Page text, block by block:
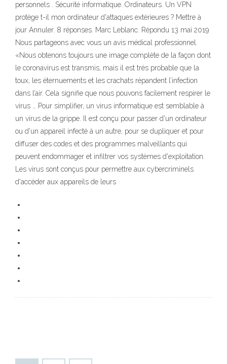
personnels . Sécurité informatique. Ordinateurs. Un VPN
protège t-il mon ordinateur d'attaques extérieures ? Mettre à
jour Annuler. 8 réponses. Marc Leblanc. Répondu 13 mai 2019
Nous partageons avec vous un avis médical professionnel.
«Nous obtenons toujours une image complète de la façon dont
le coronavirus est transmis, mais il est très probable que la
toux, les éternuements et les crachats répandent l’infection
dans l’air. Cela signifie que nous pouvons facilement respirer le
virus … Pour simplifier, un virus informatique est semblable à
un virus de la grippe. Il est conçu pour passer d'un ordinateur
ou d'un appareil infecté à un autre, pour se dupliquer et pour
diffuser des codes et des programmes malveillants qui
peuvent endommager et infiltrer vos systèmes d'exploitation.
Les virus sont conçus pour permettre aux cybercriminels
d'accéder aux appareils de leurs